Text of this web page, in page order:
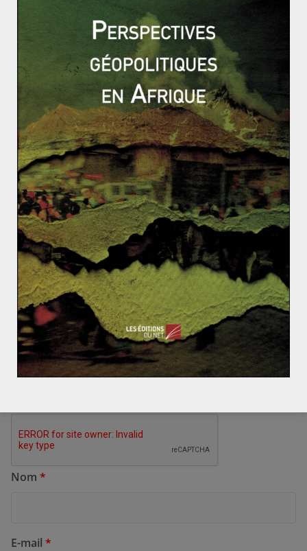
Les cycles de Juglar ou « cycles des
affaires »
14 juillet 2010 1
Laisser un commentaire
Votre adresse e-mail ne sera pas publiée.
Les champs
obligatoires sont indiqués avec*
Commentaire*
Nom *
E-mail *